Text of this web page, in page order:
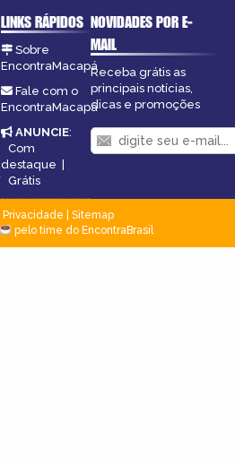
LINKS RÁPIDOS
Sobre
EncontraMacapá
Fale com o
EncontraMacapá
ANUNCIE:
Com
destaque |
Grátis
NOVIDADES POR E-
MAIL
Receba grátis as
principais notícias,
dicas e promoções
Privacidade
Sitemap
pelo time do EncontraBrasil